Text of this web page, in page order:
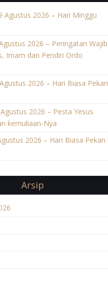
Agustus 2026 – Hari Minggu
2026 – Peringatan Wajib
Imam dan Pendiri Ordo
2026 – Hari Biasa Pekan
2026 – Pesta Yesus
kemuliaan-Nya
2026 – Hari Biasa Pekan
Arsip